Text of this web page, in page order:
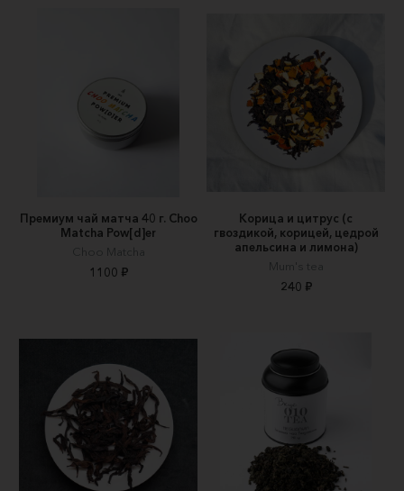
Премиум чай матча 40 г. Choo
Matcha Pow[d]er
Choo Matcha
1100 ₽
Корица и цитрус (с
гвоздикой, корицей, цедрой
апельсина и лимона)
Mum's tea
240 ₽